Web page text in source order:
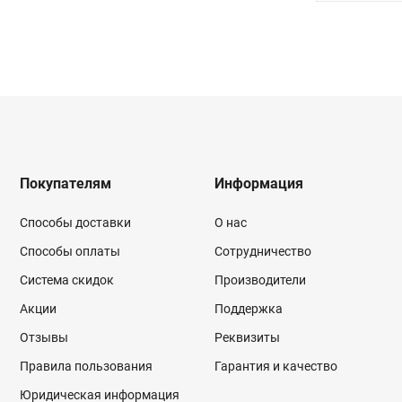
Покупателям
Способы доставки
Способы оплаты
Система скидок
Акции
Отзывы
Правила пользования
Юридическая информация
Информация
О нас
Сотрудничество
Производители
Поддержка
Реквизиты
Гарантия и качество